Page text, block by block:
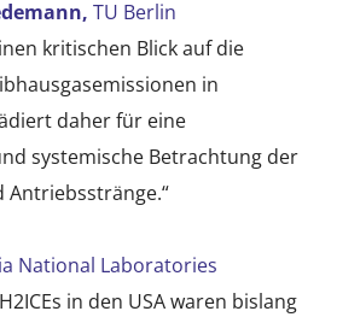
TU Berlin
kritischen Blick auf die
in
daher für eine
systemische Betrachtung der
Antriebsstränge.“
National Laboratories
in den USA waren bislang